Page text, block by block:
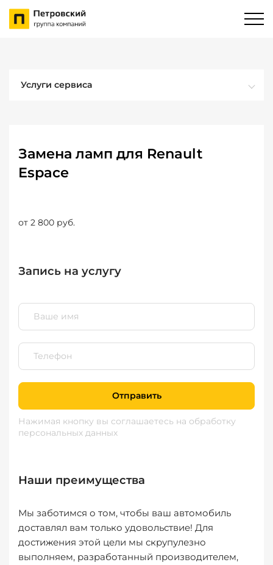
Услуги сервиса
Замена ламп для Renault
Espace
от 2 800 руб.
Запись на услугу
Отправить
Нажимая кнопку вы соглашаетесь на обработку
персональных данных
Наши преимущества
Мы заботимся о том, чтобы ваш автомобиль
доставлял вам только удовольствие! Для
достижения этой цели мы скрупулезно
выполняем, разработанный производителем,